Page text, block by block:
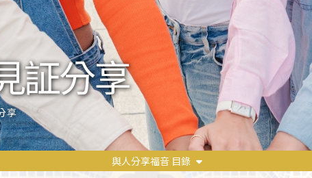
証分享
享
與人分享福音 目錄